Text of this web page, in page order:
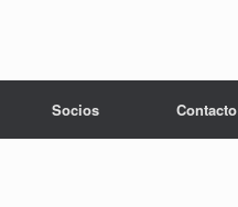
Socios Contacto